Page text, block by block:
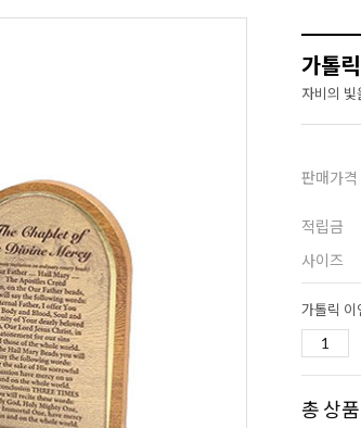
가톨
자비의 빛
판매가격
적립금
사이즈
총 상